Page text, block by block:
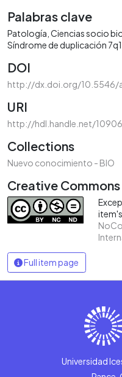
Palabras clave
Patología Ciencias socio
Síndrome de duplicación
DOI
http://dx.doi.org/10.5546/
URI
http://hdl.handle.net/
Collections
Nuevo conocimiento - BIO
Creative
Full item page
Universidad